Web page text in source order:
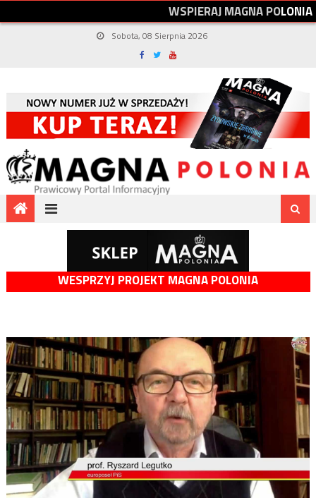
WSPIERAJMAGNAPOLONIA
Sobota, 08 Sierpnia 2026
WESPRZYJ PROJEKT MAGNA POLONIA